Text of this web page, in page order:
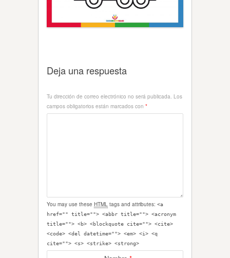
Deja una respuesta
Tu dirección de correo electrónico no será publicada. Los
campos obligatorios están marcados con *
You may use these HTML tags and attributes: <a
href="" title=""> <abbr title=""> <acronym
title=""> <b> <blockquote cite=""> <cite>
<code> <del datetime=""> <em> <i> <q
cite=""> <s> <strike> <strong>